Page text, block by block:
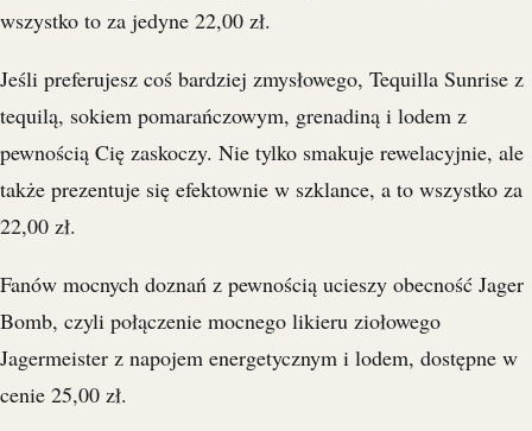
wszystko to za jedyne 22,00 zł.
Jeśli preferujesz coś bardziej zmysłowego, Tequilla Sunrise z
tequilą, sokiem pomarańczowym, grenadiną i lodem z
pewnością Cię zaskoczy. Nie tylko smakuje rewelacyjnie, ale
także prezentuje się efektownie w szklance, a to wszystko za
22,00 zł.
Fanów mocnych doznań z pewnością ucieszy obecność Jager
Bomb, czyli połączenie mocnego likieru ziołowego
Jagermeister z napojem energetycznym i lodem, dostępne w
cenie 25,00 zł.